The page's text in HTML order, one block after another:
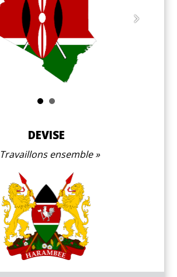
DEVISE
Travaillons ensemble